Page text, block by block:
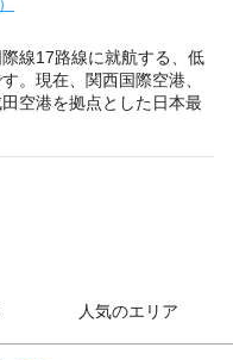
線17路線に就航する、低
。現在、関西国際空港、
空港を拠点とした日本最
人気のエリア